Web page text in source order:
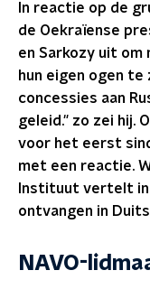
In reactie op de
de Oekraïense
en Sarkozy uit om
hun eigen ogen te
concessies aan
geleid." zo zei hij.
voor het eerst
met een reactie.
Instituut vertelt in
ontvangen in
NAVO-